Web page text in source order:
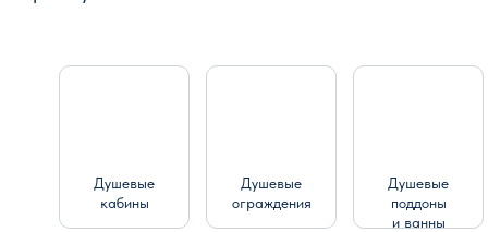
Душевые
кабины
Душевые
ограждения
Душевые
поддоны
и ванны